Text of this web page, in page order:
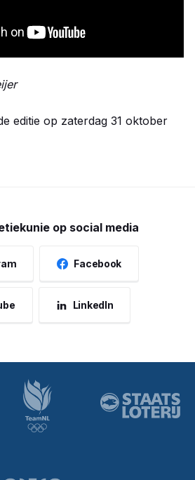
editie op zaterdag 31 oktober
op social media
Facebook
LinkedIn